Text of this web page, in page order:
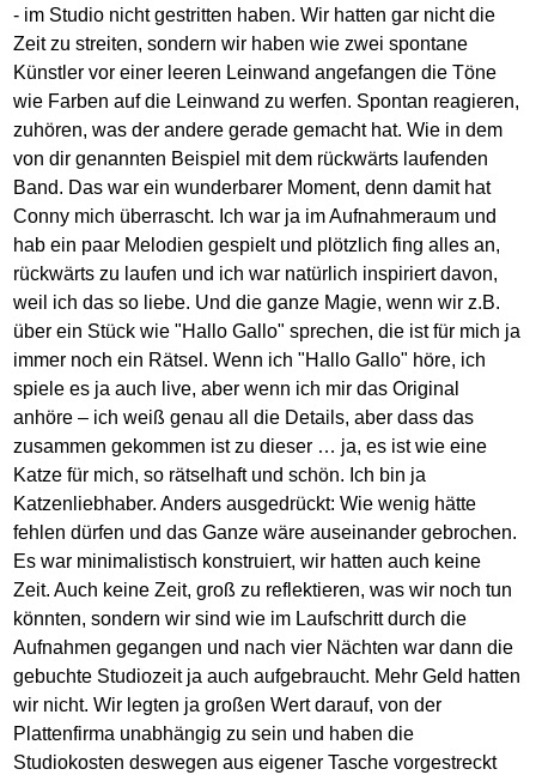
- im Studio nicht gestritten haben. Wir hatten gar nicht die
Zeit zu streiten, sondern wir haben wie zwei spontane
Künstler vor einer leeren Leinwand angefangen die Töne
wie Farben auf die Leinwand zu werfen. Spontan reagieren,
zuhören, was der andere gerade gemacht hat. Wie in dem
von dir genannten Beispiel mit dem rückwärts laufenden
Band. Das war ein wunderbarer Moment, denn damit hat
Conny mich überrascht. Ich war ja im Aufnahmeraum und
hab ein paar Melodien gespielt und plötzlich fing alles an,
rückwärts zu laufen und ich war natürlich inspiriert davon,
weil ich das so liebe. Und die ganze Magie, wenn wir z.B.
über ein Stück wie "Hallo Gallo" sprechen, die ist für mich ja
immer noch ein Rätsel. Wenn ich "Hallo Gallo" höre, ich
spiele es ja auch live, aber wenn ich mir das Original
anhöre – ich weiß genau all die Details, aber dass das
zusammen gekommen ist zu dieser … ja, es ist wie eine
Katze für mich, so rätselhaft und schön. Ich bin ja
Katzenliebhaber. Anders ausgedrückt: Wie wenig hätte
fehlen dürfen und das Ganze wäre auseinander gebrochen.
Es war minimalistisch konstruiert, wir hatten auch keine
Zeit. Auch keine Zeit, groß zu reflektieren, was wir noch tun
könnten, sondern wir sind wie im Laufschritt durch die
Aufnahmen gegangen und nach vier Nächten war dann die
gebuchte Studiozeit ja auch aufgebraucht. Mehr Geld hatten
wir nicht. Wir legten ja großen Wert darauf, von der
Plattenfirma unabhängig zu sein und haben die
Studiokosten deswegen aus eigener Tasche vorgestreckt